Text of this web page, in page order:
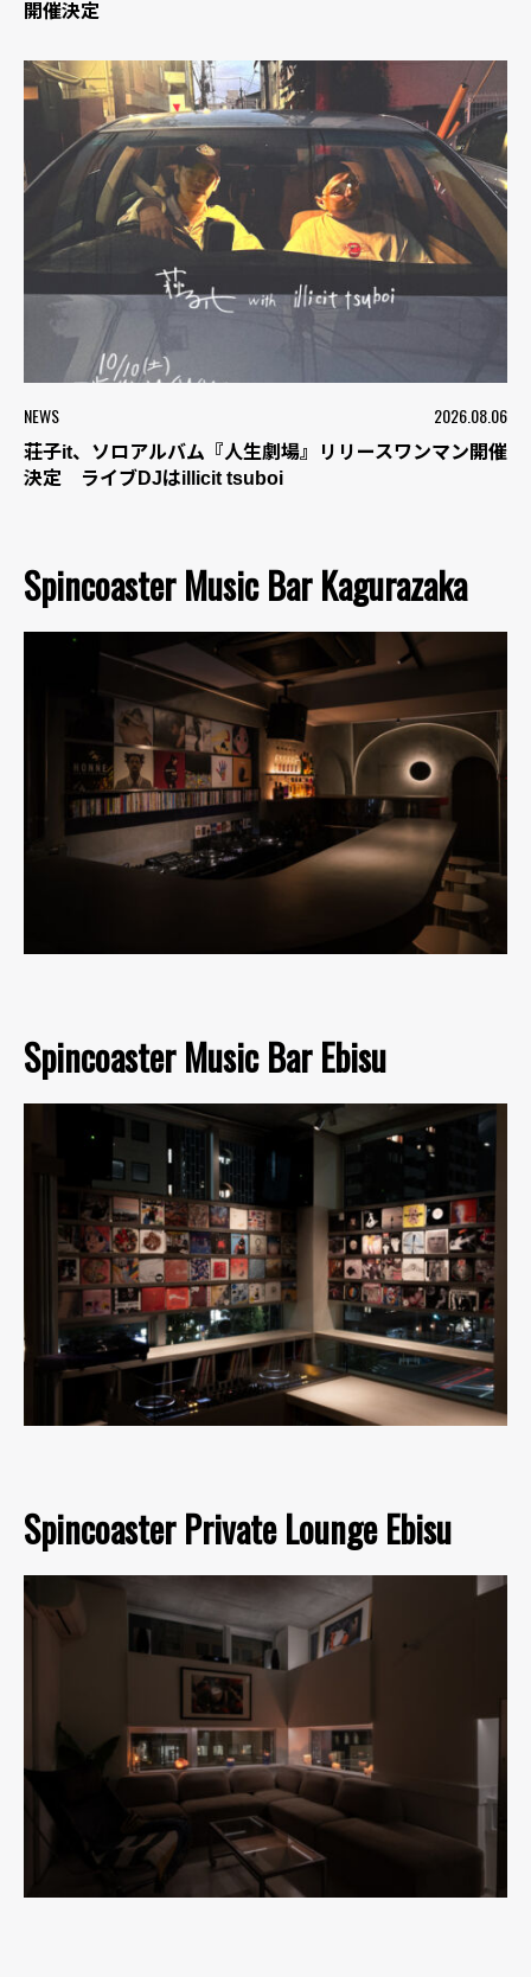
開催決定
NEWS 2026.08.06
荘子it、ソロアルバム『人生劇場』リリースワンマン開催
決定 ライブDJはillicit tsuboi
Spincoaster Music Bar Kagurazaka
Spincoaster Music Bar Ebisu
Spincoaster Private Lounge Ebisu